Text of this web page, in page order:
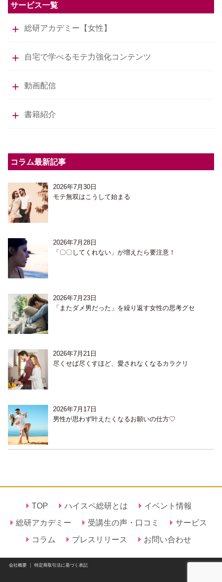
サービス一覧
総研アカデミー【女性】
自宅で学べるモテ力強化コンテンツ
動画配信
書籍紹介
コラム最新記事
2026年7月30日
モテ無双はこうして始まる
2026年7月28日
「〇〇してくれない」が増えたら要注意！
2026年7月23日
「またダメ男だった」を繰り返す女性の思考グセ
2026年7月21日
尽くせば尽くすほど、愛されなくなるカラクリ
2026年7月17日
男性が思わず叶えたくなるお願いの仕方♡
TOP ハイスペ総研とは
イベント情報
総研アカデミー
受講生の声・口コミ
サービス
コラム
プレスリリース お問い合わせ
会社概要｜ 特定商取引法に基づく表記